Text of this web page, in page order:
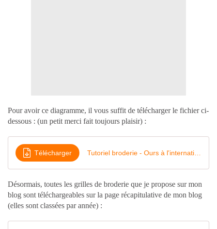
Pour avoir ce diagramme, il vous suffit de télécharger le fichier ci-
dessous : (un petit merci fait toujours plaisir) :
Télécharger
Désormais, toutes les grilles de broderie que je propose sur mon
blog sont téléchargeables sur la page récapitulative de mon blog
(elles sont classées par année) :